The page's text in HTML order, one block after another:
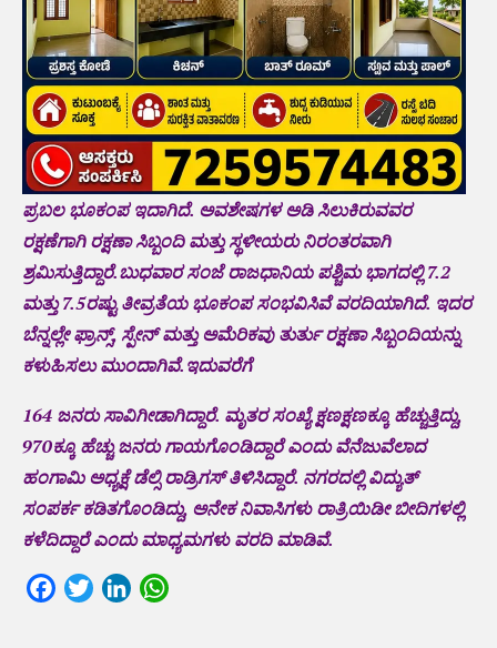
ಪ್ರಬಲ ಭೂಕಂಪ ಇದಾಗಿದೆ. ಅವಶೇಷಗಳ ಅಡಿ ಸಿಲುಕಿರುವವರ
ರಕ್ಷಣೆಗಾಗಿ ರಕ್ಷಣಾ ಸಿಬ್ಬಂದಿ ಮತ್ತು ಸ್ಥಳೀಯರು ನಿರಂತರವಾಗಿ
ಶ್ರಮಿಸುತ್ತಿದ್ದಾರೆ.ಬುಧವಾರ ಸಂಜೆ ರಾಜಧಾನಿಯ ಪಶ್ಚಿಮ ಭಾಗದಲ್ಲಿ 7.2
ಮತ್ತು 7.5ರಷ್ಟು ತೀವ್ರತೆಯ ಭೂಕಂಪ ಸಂಭವಿಸಿವೆ ವರದಿಯಾಗಿದೆ. ಇದರ
ಬೆನ್ನಲ್ಲೇ ಫ್ರಾನ್ಸ್, ಸ್ಪೇನ್ ಮತ್ತು ಅಮೆರಿಕವು ತುರ್ತು ರಕ್ಷಣಾ ಸಿಬ್ಬಂದಿಯನ್ನು
ಕಳುಹಿಸಲು ಮುಂದಾಗಿವೆ.ಇದುವರೆಗೆ
164 ಜನರು ಸಾವಿಗೀಡಾಗಿದ್ದಾರೆ. ಮೃತರ ಸಂಖ್ಯೆ ಕ್ಷಣಕ್ಷಣಕ್ಕೂ ಹೆಚ್ಚುತ್ತಿದ್ದು,
970ಕ್ಕೂ ಹೆಚ್ಚು ಜನರು ಗಾಯಗೊಂಡಿದ್ದಾರೆ ಎಂದು ವೆನೆಜುವೆಲಾದ
ಹಂಗಾಮಿ ಅಧ್ಯಕ್ಷೆ ಡೆಲ್ಸಿ ರಾಡ್ರಿಗಸ್‌ ತಿಳಿಸಿದ್ದಾರೆ. ನಗರದಲ್ಲಿ ವಿದ್ಯುತ್
ಸಂಪರ್ಕ ಕಡಿತಗೊಂಡಿದ್ದು, ಅನೇಕ ನಿವಾಸಿಗಳು ರಾತ್ರಿಯಿಡೀ ಬೀದಿಗಳಲ್ಲಿ
ಕಳೆದಿದ್ದಾರೆ ಎಂದು ಮಾಧ್ಯಮಗಳು ವರದಿ ಮಾಡಿವೆ.
FacebookTwitterLinkedIn